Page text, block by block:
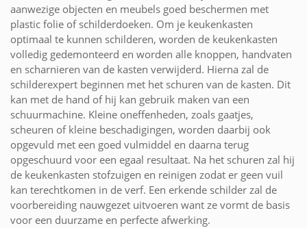
aanwezige objecten en meubels goed beschermen met
plastic folie of schilderdoeken. Om je keukenkasten
optimaal te kunnen schilderen, worden de keukenkasten
volledig gedemonteerd en worden alle knoppen, handvaten
en scharnieren van de kasten verwijderd. Hierna zal de
schilderexpert beginnen met het schuren van de kasten. Dit
kan met de hand of hij kan gebruik maken van een
schuurmachine. Kleine oneffenheden, zoals gaatjes,
scheuren of kleine beschadigingen, worden daarbij ook
opgevuld met een goed vulmiddel en daarna terug
opgeschuurd voor een egaal resultaat. Na het schuren zal hij
de keukenkasten stofzuigen en reinigen zodat er geen vuil
kan terechtkomen in de verf. Een erkende schilder zal de
voorbereiding nauwgezet uitvoeren want ze vormt de basis
voor een duurzame en perfecte afwerking.